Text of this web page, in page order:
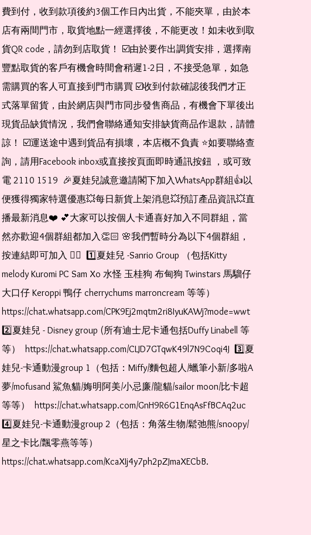
費到付，收到款項後約3個工作日內出貨，不能夾單，由於本
店有兩間門市，取貨地點一經選擇後，不能更改！如未收到取
貨QR code，請勿到店取貨！ ☑️由於要作出調貨安排，選擇南
豐點取貨的客戶有機會時間會稍遲1-2日，不接受急單，如急
需購買的客人可直接到門市購買 ☑️收到付款確認後我們才正
式落單留貨，由於網店與門市同步發售商品，有機會下單後出
現貨品缺貨情況，我們會聯絡通知安排缺貨商品作退款，請體
諒！ ☑️運送途中遇到貨品有損壞，本店概不負責 ⭐️如要聯絡查
詢，請用Facebook inbox或直接按頁面即時通訊按鈕 ，或可致
電 2110 1519  🎉夏娃兒誠意邀請閣下加入WhatsApp群組👍以
便獲得獨家特選優惠💥每日新貨上架消息💥預訂產品資訊💥直
播最新消息❤️ 💕大家可以按個人卡通喜好加入不同群組，當
然亦歡迎4個群組都加入👏🏻 🌸我們暫時分為以下4個群組，
按連結即可加入 👇🏻  1️⃣夏娃兒 -Sanrio Group （包括Kitty
melody Kuromi PC Sam Xo 水怪 玉桂狗 布甸狗 Twinstars 馬騮仔
大口仔 Keroppi 鴨仔 cherrychums marroncream 等等）
https://chat.whatsapp.com/CPK9Ej2mqtm2ri8IyuKAWj?mode=wwt
2️⃣夏娃兒 - Disney group (所有迪士尼卡通包括Duffy Linabell 等
等）  https://chat.whatsapp.com/CLJD7GTqwK49l7N9Coqi4J  3️⃣夏
娃兒-卡通動漫group 1（包括：Miffy/麵包超人/蠟筆小新/多啦A
夢/mofusand 鯊魚貓/娒明阿美/小忌廉/龍貓/sailor moon/比卡超
等等）  https://chat.whatsapp.com/GnH9R6G1EnqAsFfBCAq2uc
4️⃣夏娃兒-卡通動漫group 2（包括：角落生物/鬆弛熊/snoopy/
星之卡比/飄零燕等等）
https://chat.whatsapp.com/KcaXIj4y7ph2pZJmaXECbB.